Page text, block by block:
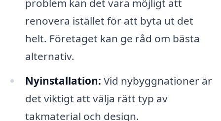
problem kan det vara möjligt att
renovera istället för att byta ut det
helt. Företaget kan ge råd om bästa
alternativ.
Nyinstallation: Vid nybyggnationer är
det viktigt att välja rätt typ av
takmaterial och design.